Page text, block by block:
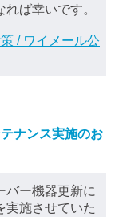
ば幸いです。
/ ワイメール公
ナンス実施のお
バー機器更新に
実施させていた